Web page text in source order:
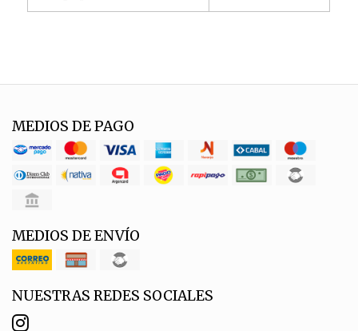
MEDIOS DE PAGO
MEDIOS DE ENVÍO
NUESTRAS REDES SOCIALES